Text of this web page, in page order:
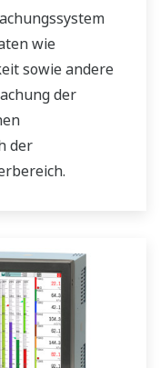
wie
sowie andere
der
der